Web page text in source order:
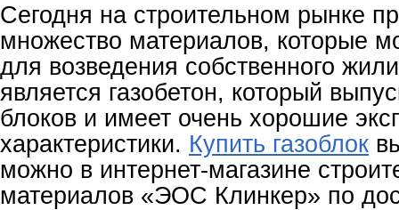
Сегодня на строительном рынке
множество материалов, которые
для возведения собственного
является газобетон, который
блоков и имеет очень хорошие
характеристики. Купить газоблок
можно в интернет-магазине
материалов «ЭОС Клинкер» по